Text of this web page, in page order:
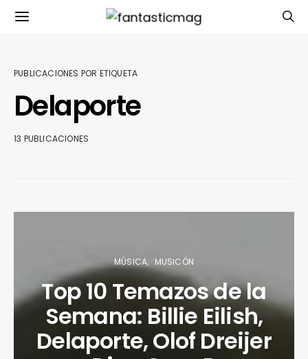
PUBLICACIONES POR ETIQUETA
Delaporte
13 PUBLICACIONES
MÚSICA MUSICÓN
Top 10 Temazos de la
Semana: Billie Eilish,
Delaporte, Olof Dreijer